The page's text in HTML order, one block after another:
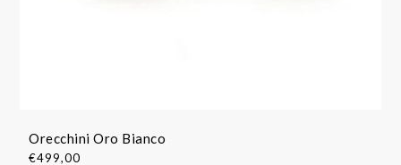
Orecchini Oro Bianco
€499,00